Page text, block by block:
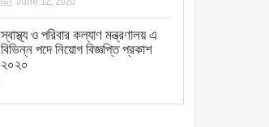
স্বাস্থ্য ও পরিবার কল্যাণ মন্ত্রণালয় এ
বিভিন্ন পদে নিয়োগ বিজ্ঞপ্তি প্রকাশ
২০২০